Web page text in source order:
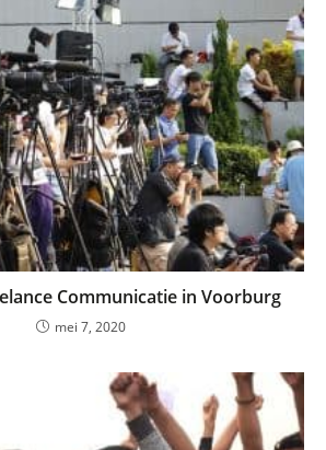
Communicatie in Voorburg
mei 7, 2020